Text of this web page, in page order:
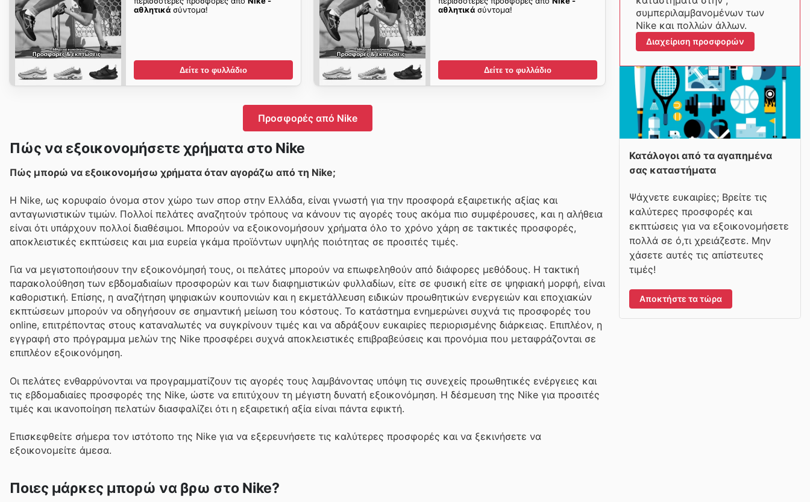
αθλητικάσύντομα!
Δείτε το φυλλάδιο
αθλητικά σύντομα!
Δείτε το φυλλάδιο
Προσφορές από Nike
Πώς να εξοικονομήσετε χρήματα στο Nike
Πώς μπορώ να εξοικονομήσω χρήματα όταν αγοράζω από τη Nike;
Η Nike, ως κορυφαίο όνομα στον χώρο των σπορ στην Ελλάδα, είναι γνωστή για την προσφορά εξαιρετικής αξίας και
ανταγωνιστικών τιμών. Πολλοί πελάτες αναζητούν τρόπους να κάνουν τις αγορές τους ακόμα πιο συμφέρουσες, και η αλήθεια
είναι ότι υπάρχουν πολλοί διαθέσιμοι. Μπορούν να εξοικονομήσουν χρήματα όλο το χρόνο χάρη σε τακτικές προσφορές,
αποκλειστικές εκπτώσεις και μια ευρεία γκάμα προϊόντων υψηλής ποιότητας σε προσιτές τιμές.
Για να μεγιστοποιήσουν την εξοικονόμησή τους, οι πελάτες μπορούν να επωφεληθούν από διάφορες μεθόδους. Η τακτική
παρακολούθηση των εβδομαδιαίων προσφορών και των διαφημιστικών φυλλαδίων, είτε σε φυσική είτε σε ψηφιακή μορφή, είναι
καθοριστική. Επίσης, η αναζήτηση ψηφιακών κουπονιών και η εκμετάλλευση ειδικών προωθητικών ενεργειών και εποχιακών
εκπτώσεων μπορούν να οδηγήσουν σε σημαντική μείωση του κόστους. Το κατάστημα ενημερώνει συχνά τις προσφορές του
online, επιτρέποντας στους καταναλωτές να συγκρίνουν τιμές και να αδράξουν ευκαιρίες περιορισμένης διάρκειας. Επιπλέον, η
εγγραφή στο πρόγραμμα μελών της Nike προσφέρει συχνά αποκλειστικές επιβραβεύσεις και προνόμια που μεταφράζονται σε
επιπλέον εξοικονόμηση.
Οι πελάτες ενθαρρύνονται να προγραμματίζουν τις αγορές τους λαμβάνοντας υπόψη τις συνεχείς προωθητικές ενέργειες και
τις εβδομαδιαίες προσφορές της Nike, ώστε να επιτύχουν τη μέγιστη δυνατή εξοικονόμηση. Η δέσμευση της Nike για προσιτές
τιμές και ικανοποίηση πελατών διασφαλίζει ότι η εξαιρετική αξία είναι πάντα εφικτή.
Επισκεφθείτε σήμερα τον ιστότοπο της Nike για να εξερευνήσετε τις καλύτερες προσφορές και να ξεκινήσετε να
εξοικονομείτε άμεσα.
Ποιες μάρκες μπορώ να βρω στο Nike?
συμπεριλαμβανομένων των
Nike και πολλών άλλων.
Διαχείριση προσφορών
Κατάλογοι από τα αγαπημένα
σας καταστήματα
Ψάχνετε ευκαιρίες; Βρείτε τις
καλύτερες προσφορές και
εκπτώσεις για να εξοικονομήσετε
πολλά σε ό,τι χρειάζεστε. Μην
χάσετε αυτές τις απίστευτες
τιμές!
Αποκτήστε τα τώρα